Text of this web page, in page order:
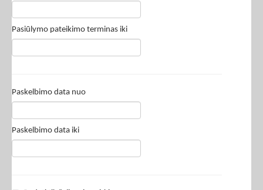
Pasiūlymo pateikimo terminas iki
Paskelbimo data nuo
Paskelbimo data iki